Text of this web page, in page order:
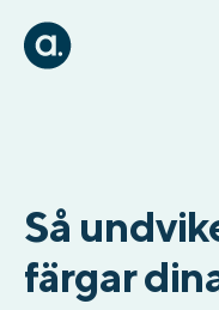
Så
färgar